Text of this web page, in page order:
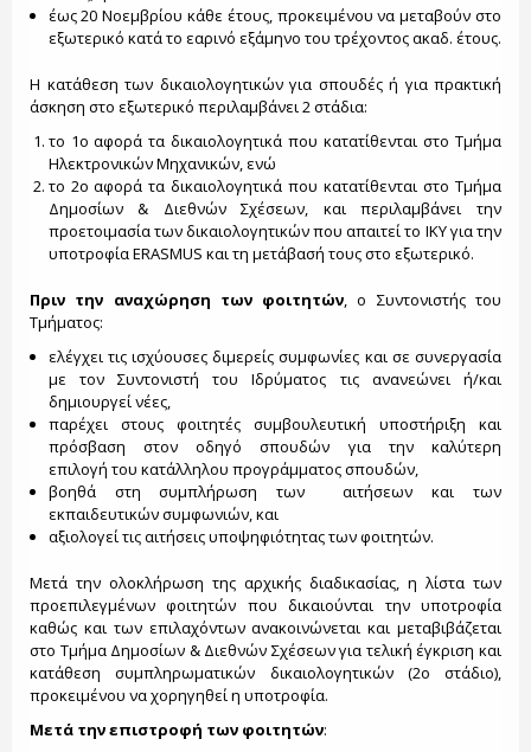
έως 20 Νοεμβρίου κάθε έτους, προκειμένου να μεταβούν στο
εξωτερικό κατά το εαρινό εξάμηνο του τρέχοντος ακαδ. έτους.
Η κατάθεση των δικαιολογητικών για σπουδές ή για πρακτική
άσκηση στο εξωτερικό περιλαμβάνει 2 στάδια:
το 1ο αφορά τα δικαιολογητικά που κατατίθενται στο Τμήμα
Ηλεκτρονικών Μηχανικών, ενώ
το 2ο αφορά τα δικαιολογητικά που κατατίθενται στο Τμήμα
Δημοσίων & Διεθνών Σχέσεων, και περιλαμβάνει την
προετοιμασία των δικαιολογητικών που απαιτεί το ΙΚΥ για την
υποτροφία ERASMUS και τη μετάβασή τους στο εξωτερικό.
Πριν την αναχώρηση των φοιτητών, ο Συντονιστής του
Τμήματος:
ελέγχει τις ισχύουσες διμερείς συμφωνίες και σε συνεργασία
με τον Συντονιστή του Ιδρύματος τις ανανεώνει ή/και
δημιουργεί νέες,
παρέχει στους φοιτητές συμβουλευτική υποστήριξη και
πρόσβαση στον οδηγό σπουδών για την καλύτερη
επιλογή του κατάλληλου προγράμματος σπουδών,
βοηθά στη συμπλήρωση των αιτήσεων και των
εκπαιδευτικών συμφωνιών, και
αξιολογεί τις αιτήσεις υποψηφιότητας των φοιτητών.
Μετά την ολοκλήρωση της αρχικής διαδικασίας, η λίστα των
προεπιλεγμένων φοιτητών που δικαιούνται την υποτροφία
καθώς και των επιλαχόντων ανακοινώνεται και μεταβιβάζεται
στο Τμήμα Δημοσίων & Διεθνών Σχέσεων για τελική έγκριση και
κατάθεση συμπληρωματικών δικαιολογητικών (2ο στάδιο),
προκειμένου να χορηγηθεί η υποτροφία.
Μετά την επιστροφή των φοιτητών: